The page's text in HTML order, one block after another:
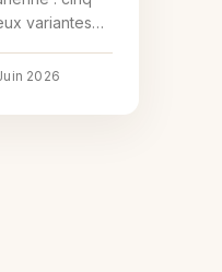
variantes
et tous
2026